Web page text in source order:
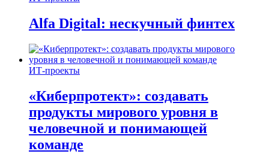
Alfa Digital: нескучный финтех
ИТ-проекты
«Киберпротект»: создавать
продукты мирового уровня в
человечной и понимающей
команде